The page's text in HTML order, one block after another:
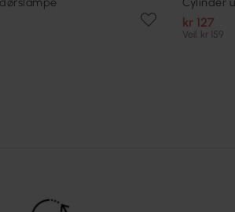
kr 127
Veil. kr 159